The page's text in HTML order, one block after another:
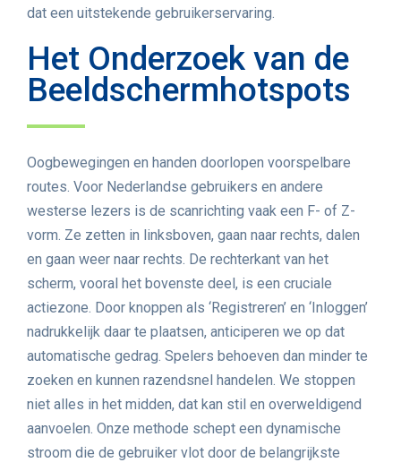
dat een uitstekende gebruikerservaring.
Het Onderzoek van de
Beeldschermhotspots
Oogbewegingen en handen doorlopen voorspelbare
routes. Voor Nederlandse gebruikers en andere
westerse lezers is de scanrichting vaak een F- of Z-
vorm. Ze zetten in linksboven, gaan naar rechts, dalen
en gaan weer naar rechts. De rechterkant van het
scherm, vooral het bovenste deel, is een cruciale
actiezone. Door knoppen als ‘Registreren’ en ‘Inloggen’
nadrukkelijk daar te plaatsen, anticiperen we op dat
automatische gedrag. Spelers behoeven dan minder te
zoeken en kunnen razendsnel handelen. We stoppen
niet alles in het midden, dat kan stil en overweldigend
aanvoelen. Onze methode schept een dynamische
stroom die de gebruiker vlot door de belangrijkste